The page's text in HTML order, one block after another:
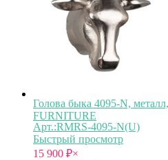
Голова быка 4095-N,
FURNITURE
Арт.:RMRS-4095-N(U)
Быстрый просмотр
15 900 ₽×